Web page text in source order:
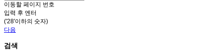
이동할 페이지 번호
입력 후 엔터
('28'이하의 숫자)
다음
검색